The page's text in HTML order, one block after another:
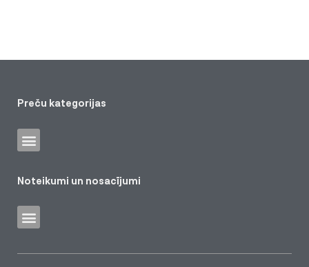
Preču kategorijas
Noteikumi un nosacījumi